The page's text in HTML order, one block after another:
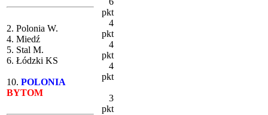
2. Polonia W.
4. Miedź
5. Stal M.
6. Łódzki KS
10. POLONIA
BYTOM
pkt
4
pkt
4
pkt
4
pkt
3
pkt